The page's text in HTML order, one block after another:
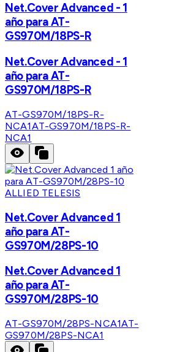
Net.Cover Advanced - 1
año para AT-
GS970M/18PS-R
Net.Cover Advanced - 1
año para AT-
GS970M/18PS-R
AT-GS970M/18PS-R-
NCA1AT-GS970M/18PS-R-
NCA1
ALLIED TELESIS
Net.Cover Advanced 1
año para AT-
GS970M/28PS-10
Net.Cover Advanced 1
año para AT-
GS970M/28PS-10
AT-GS970M/28PS-NCA1AT-
GS970M/28PS-NCA1